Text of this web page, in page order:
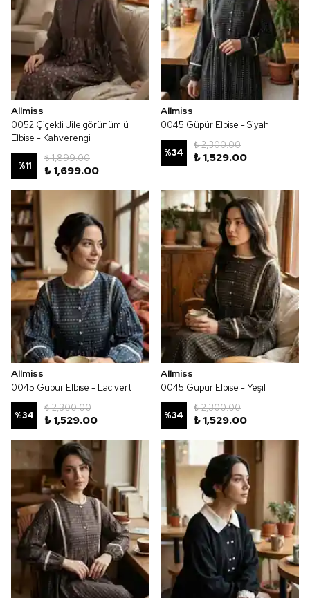
Allmiss
0052 Çiçekli Jile görünümlü
Elbise - Kahverengi
%11
₺ 1,899.00
₺ 1,699.00
Allmiss
0045 Güpür Elbise - Siyah
%34
₺ 2,300.00
₺ 1,529.00
Allmiss
0045 Güpür Elbise - Lacivert
%34
₺ 2,300.00
₺ 1,529.00
Allmiss
0045 Güpür Elbise - Yeşil
%34
₺ 2,300.00
₺ 1,529.00